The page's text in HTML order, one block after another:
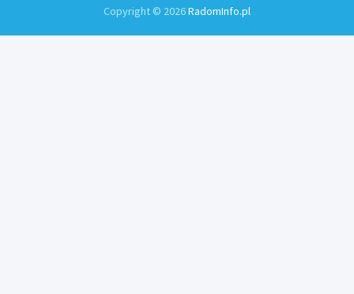
Copyright © 2026RadomInfo.pl